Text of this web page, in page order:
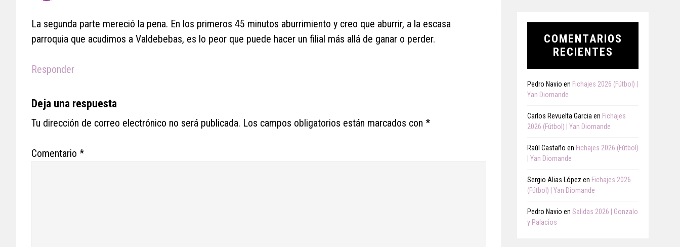
La segunda parte mereció la pena. En los primeros 45 minutos aburrimiento y creo que aburrir, a la escasa
parroquia que acudimos a Valdebebas, es lo peor que puede hacer un filial más allá de ganar o perder.
Responder
Deja una respuesta
Tu dirección de correo electrónico no será publicada. Los campos obligatorios están marcados con *
Comentario *
COMENTARIOS
RECIENTES
Pedro Navio en Fichajes 2026 (Fútbol) |
Yan Diomande
Carlos Revuelta Garcia en Fichajes
2026 (Fútbol) | Yan Diomande
Raúl Castaño en Fichajes 2026 (Fútbol)
| Yan Diomande
Sergio Alias López en Fichajes 2026
(Fútbol) | Yan Diomande
Pedro Navio en Salidas 2026 | Gonzalo
y Palacios